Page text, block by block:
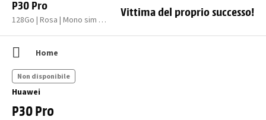
P30 Pro
128Go | Rosa | Mono sim | Stato corretto
Vittima del proprio successo!
Home
Huawei
P30 Pro
Non disponibile